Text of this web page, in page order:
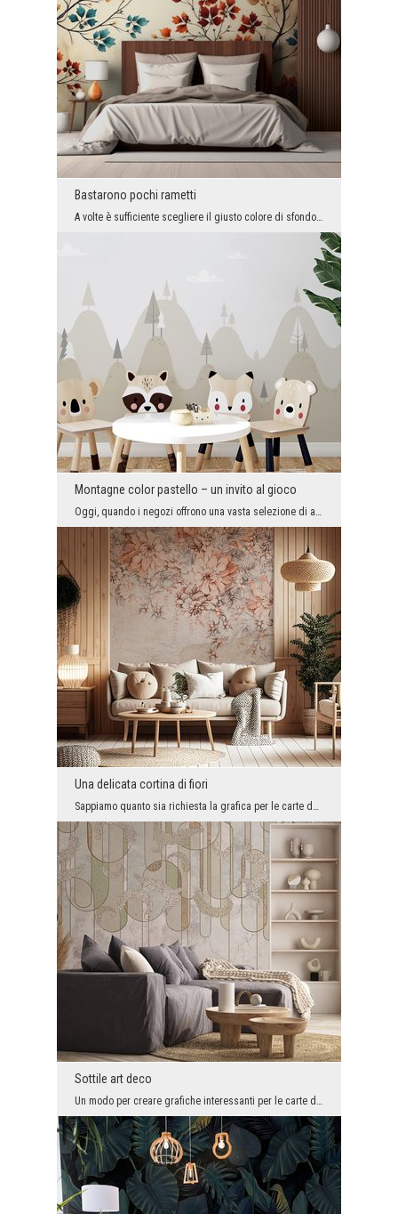
Bastarono pochi rametti
A volte è sufficiente scegliere il giusto colore di sfondo e aggiungervi dettagli delicati, ma è ...
Montagne color pastello – un invito al gioco
Oggi, quando i negozi offrono una vasta selezione di attrezzature e decorazioni per la cameretta ...
Una delicata cortina di fiori
Sappiamo quanto sia richiesta la grafica per le carte da parati fotografiche che possono essere u...
Sottile art deco
Un modo per creare grafiche interessanti per le carte da parati fotografiche è combinare stili e ...